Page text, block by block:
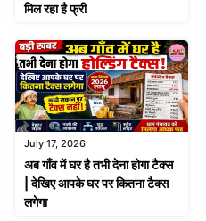
मिल रहा है फ्री
July 17, 2026
अब गाँव में घर है तभी देना होगा टैक्स
| देखिए आपके घर पर कितना टैक्स
लगेगा